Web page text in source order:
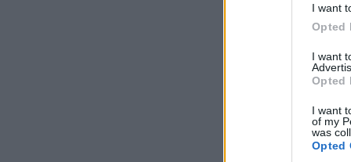
I want
Opted
I want
Opted
I want
of my
was
Opted